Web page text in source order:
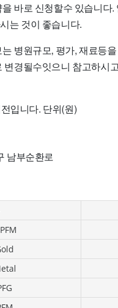
바로 신청할수 있습니
는 것이 좋습니다.
병원규모, 평가, 재료등
변경될수잇으니 참고하시
입니다. 단위(원)
남부순환로